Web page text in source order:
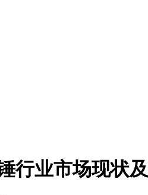
行业市场现状